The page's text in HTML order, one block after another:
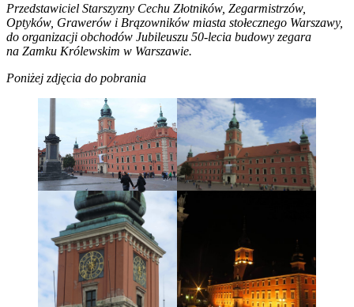
Przedstawiciel Starszyzny Cechu Złotników, Zegarmistrzów,
Optyków, Grawerów i Brązowników miasta stołecznego Warszawy,
do organizacji obchodów Jubileuszu 50-lecia budowy zegara
na Zamku Królewskim w Warszawie.
Poniżej zdjęcia do pobrania